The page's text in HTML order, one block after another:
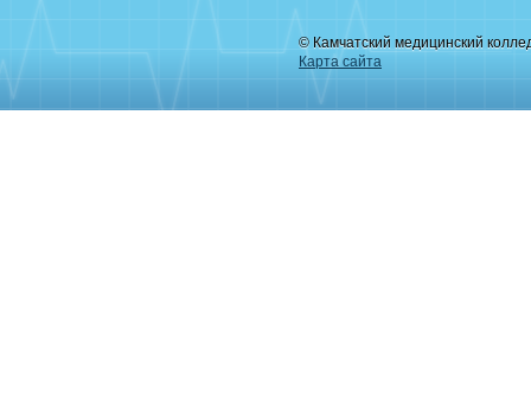
© Камчатский медицинский
Карта сайта